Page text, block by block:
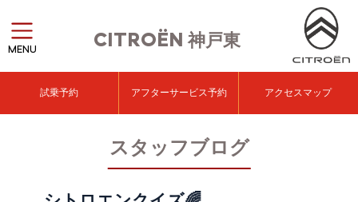
CITROËN神戸東
MENU
試乗予約 アフターサービス予約 アクセスマップ
スタッフブログ